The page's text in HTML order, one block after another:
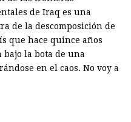
de Iraq es una
de la descomposición de
que hace quince años
bajo la bota de una
en el caos. No voy a